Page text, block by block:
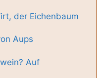
der Eichenbaum
Aups
Auf